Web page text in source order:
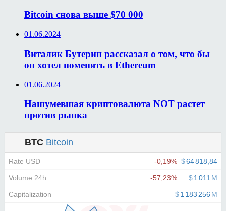
Bitcoin снова выше $70 000
01.06.2024
Виталик Бутерин рассказал о том, что бы
он хотел поменять в Ethereum
01.06.2024
Нашумевшая криптовалюта NOT растет
против рынка